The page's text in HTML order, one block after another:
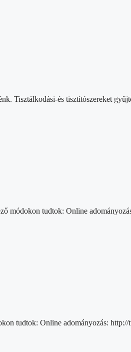
Tisztálkodási-és tisztítószereket
módokon tudtok: Online
tudtok: Online adományozás: